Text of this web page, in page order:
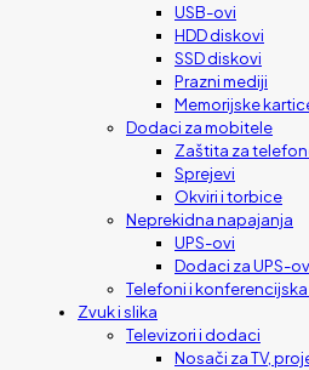
USB-ovi
HDD diskovi
SSD diskovi
Prazni mediji
Memorijske
Dodaci za mobitele
Zaštita za
Sprejevi
Okviri i torbice
Neprekidna napajanja
UPS-ovi
Dodaci za UPS-
Telefoni i
Zvuk i slika
Televizori i dodaci
Nosači za TV,